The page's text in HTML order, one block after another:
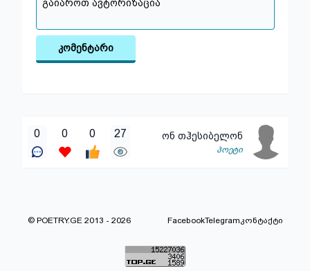
კომენტარი
0 0 0 27 ონ თჰესიბელონ
პოეტი
© POETRY.GE 2013 - 2026 FacebookTelegramკონტაქტი